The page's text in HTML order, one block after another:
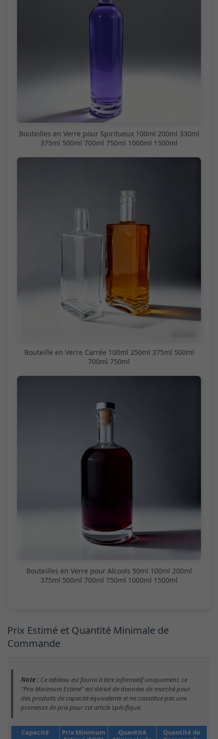
Bouteilles en Verre pour Spiritueux 100ml 200ml 330ml
375ml 500ml 700ml 750ml 1000ml 1500ml
Bouteille en Verre Carrée 100ml 250ml 375ml 500ml
700ml 750ml
Bouteilles en Verre pour Alcools 50ml 100ml 200ml
375ml 500ml 700ml 750ml 1000ml 1500ml
Prix Estimé et Quantité Minimale de
Commande
Note : Ce tableau est fourni à titre informatif uniquement. Le
"Prix Minimum Estimé" est dérivé de données de marché pour
des produits de capacité équivalente et ne constitue pas une
promesse de prix pour cet article spécifique.
Capacité
Prix Minimum
Quantité
Quantité de